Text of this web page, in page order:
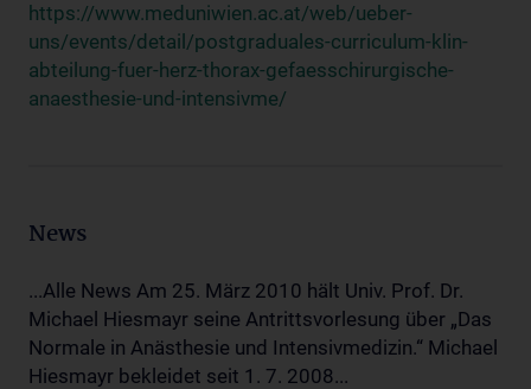
https://www.meduniwien.ac.at/web/ueber-
uns/events/detail/postgraduales-curriculum-klin-
abteilung-fuer-herz-thorax-gefaesschirurgische-
anaesthesie-und-intensivme/
News
...Alle News Am 25. März 2010 hält Univ. Prof. Dr.
Michael Hiesmayr seine Antrittsvorlesung über „Das
Normale in Anästhesie und Intensivmedizin.“ Michael
Hiesmayr bekleidet seit 1. 7. 2008...